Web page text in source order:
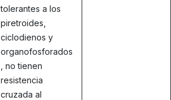
tolerantes a los
piretroides,
ciclodienos y
organofosforados
, no tienen
resistencia
cruzada al